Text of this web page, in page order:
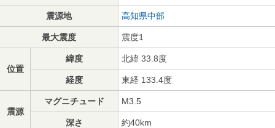
震源地 高知県中部
最大震度 震度1
位置
緯度 北緯 33.8度
経度 東経 133.4度
震源
マグニチュード M3.5
深さ 約40km